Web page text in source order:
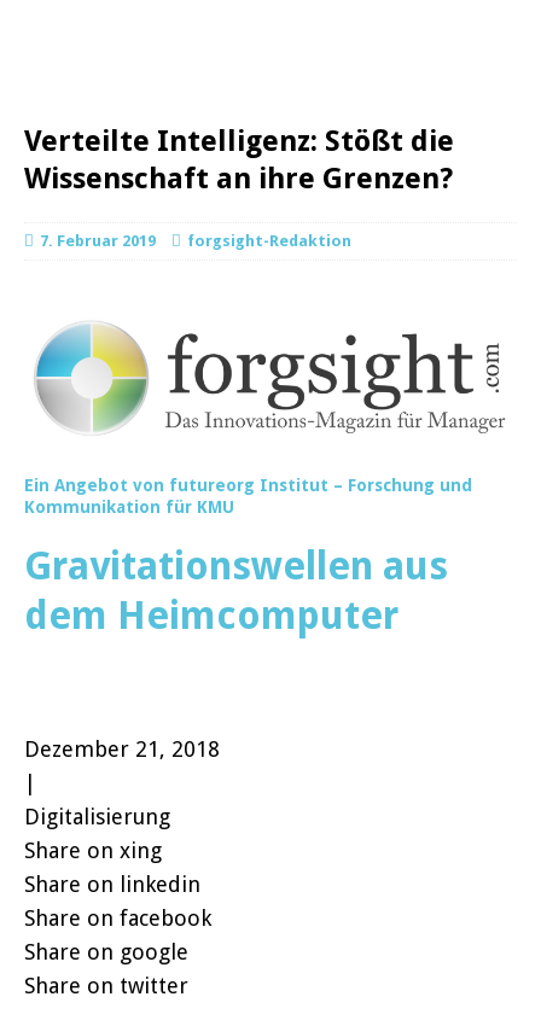
Verteilte Intelligenz: Stößt die
Wissenschaft an ihre Grenzen?
7. Februar 2019 forgsight-Redaktion
Ein Angebot von futureorg Institut – Forschung und
Kommunikation für KMU
Gravitationswellen aus
dem Heimcomputer
Dezember 21, 2018
Digitalisierung
Share on xing
Share on linkedin
Share on facebook
Share on google
Share on twitter